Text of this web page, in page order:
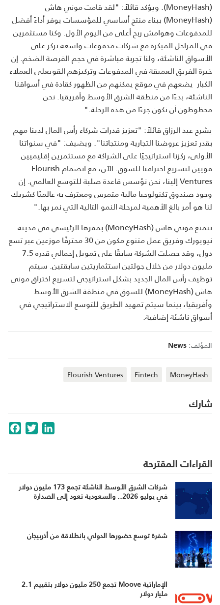
(MoneyHash). ويؤكد قائلاً: "لقد قامت موني هاش
(MoneyHash) ببناء منتج أساسي للمؤسسات يوفر أداءً أفضل
للمدفوعات وهوامش ربح أعلى من اليوم الأول. وكنا مستثمرين
في المراحل المبكرة مع شركات مدفوعات واسعة تركز على
الأسواق الناشئة، ولنا تجربة مباشرة في حجم الفرصة الضخم. إن
خبرة الفريق العميقة في المدفوعات وتركيزهم القويعلى العملاء
الكبار يضعهم في موقع يمكنهم من الظهور كقادة في أسواقنا
الناشئة، بدءًا من منطقة الشرق الأوسط وأفريقيا. نحن
محظوظون أن نكون جزءًا من هذه الرحلة."
يشرح عبد الرزاق قائلاً: "تعزيز قدرات شركاء رأس المال لدينا مهم
بقدر تعزيز عروضنا التجارية ومنتجاتنا". ويضيف: "في سنواتنا
الأولى، ركزنا استراتيجيًا على الشراكة مع مستثمرين إقليميين
قويين لتسريع اختراقنا للسوق. الآن، مع انضمام Flourish
Ventures إلينا، نحن نؤسس قاعدة صلبة للتوسع العالمي. إن
وجود صندوق تكنولوجيا مالية متمرس ومعترف به عالميًا كشريك
لنا هو أمر بالغ الأهمية لمرحلة النمو التالية التي نمر بها."
تتمتع موني هاش (MoneyHash) بمقرها الرئيسي في مدينة
نيويورك وفريق عمل متنوع مكون من 30 محترفًا موزعين عبر تسع
دول، وقد حصلت الشركة سابقًا على تمويل إجمالي قدره 7.5
مليون دولار من خلال جولتين استثماريتين سابقتين. سيتم
توظيف رأس المال الجديد بشكل استراتيجي لتسريع اختراق موني
هاش (MoneyHash) للسوق في منطقة الشرق الأوسط
وأفريقيا، بينما سيتم تمهيد الطريق للتوسع الاستراتيجي في
أسواق ناشئة إضافية.
المؤلف: News
MoneyHash
Fintech
Flourish Ventures
شارك
TwitterLinkedIn
القراءات المقترحة
شركات الشرق الأوسط الناشئة تجمع 173 مليون دولار
في يوليو 2026.. والسعودية تعود إلى الصدارة
شفرة توسع حضورها الدولي بانطلاقة من أذربيجان
الإماراتية Moove تجمع 250 مليون دولار بتقييم 2.1
مليار دولار